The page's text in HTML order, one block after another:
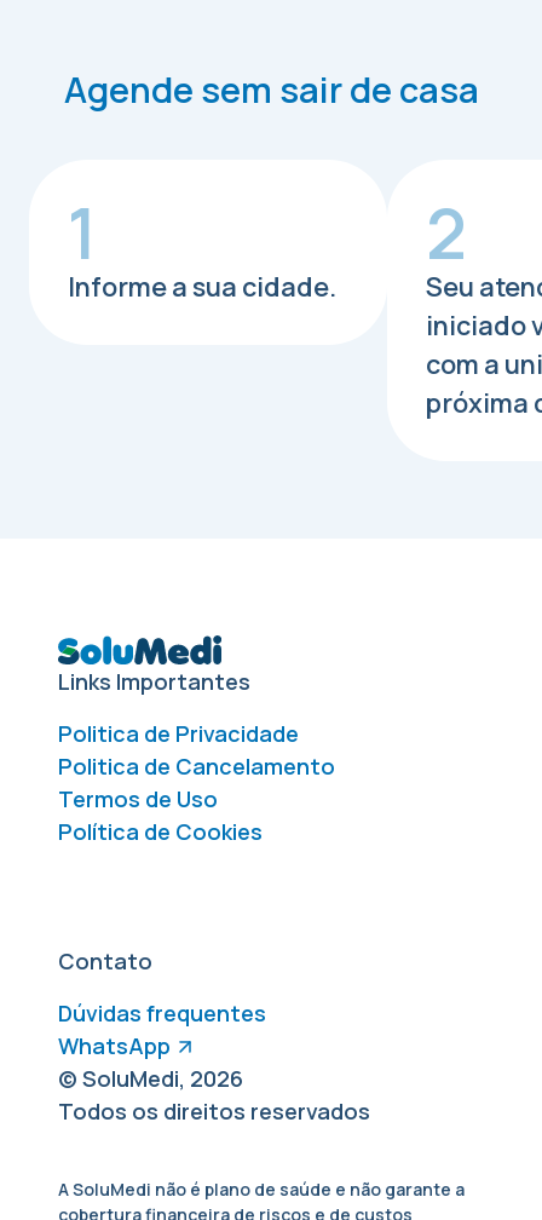
Agende sem sair de casa
1
Informe a sua cidade.
2
Seu
iniciado
com a
próxima
Links Importantes
Politica de Privacidade
Politica de Cancelamento
Termos de Uso
Política de Cookies
Contato
Dúvidas frequentes
WhatsApp
© SoluMedi, 2026
Todos os direitos reservados
A SoluMedi não é plano de saúde e não garante a
cobertura financeira de riscos e de custos